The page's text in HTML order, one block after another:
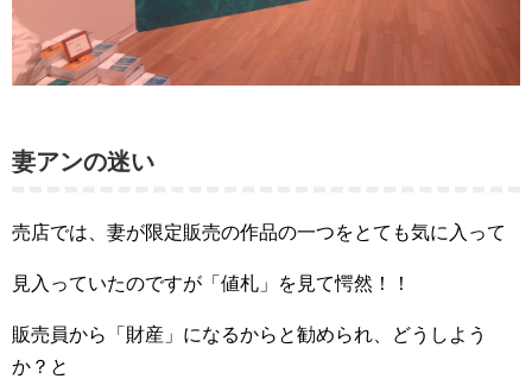
妻アンの迷い
売店では、妻が限定販売の作品の一つをとても気に入って
見入っていたのですが「値札」を見て愕然！！
販売員から「財産」になるからと勧められ、どうしよう
か？と